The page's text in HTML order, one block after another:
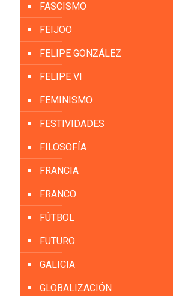
FASCISMO
FEIJOO
FELIPE GONZÁLEZ
FELIPE VI
FEMINISMO
FESTIVIDADES
FILOSOFÍA
FRANCIA
FRANCO
FÚTBOL
FUTURO
GALICIA
GLOBALIZACIÓN